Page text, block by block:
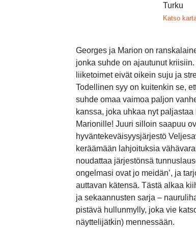
Turku
Katso
Georges ja Marion on
jonka suhde on ajautunut
liiketoimet eivät oikein suju ja
Todellinen syy on kuitenkin se,
suhde omaa vaimoa paljon
kanssa, joka uhkaa nyt
Marionille! Juuri silloin saapuu
hyväntekeväisyysjärjestö
keräämään lahjoituksia
noudattaa järjestönsä
ongelmasi ovat jo meidän’, ja
auttavan kätensä. Tästä alkaa
ja sekaannusten sarja –
pistävä hullunmylly, joka vie
näyttelijätkin) mennessään.